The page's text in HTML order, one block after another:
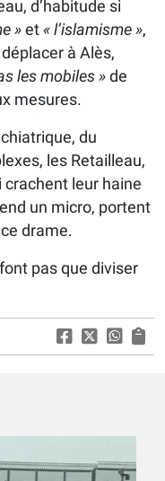
d’habitude si
»et « l’islamisme »,
à Alès,
les mobiles »de
mesures.
du
les Retailleau,
crachent leur haine
un micro, portent
drame.
pas que diviser